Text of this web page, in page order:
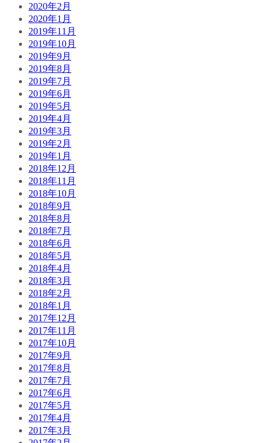
2020年2月
2020年1月
2019年11月
2019年10月
2019年9月
2019年8月
2019年7月
2019年6月
2019年5月
2019年4月
2019年3月
2019年2月
2019年1月
2018年12月
2018年11月
2018年10月
2018年9月
2018年8月
2018年7月
2018年6月
2018年5月
2018年4月
2018年3月
2018年2月
2018年1月
2017年12月
2017年11月
2017年10月
2017年9月
2017年8月
2017年7月
2017年6月
2017年5月
2017年4月
2017年3月